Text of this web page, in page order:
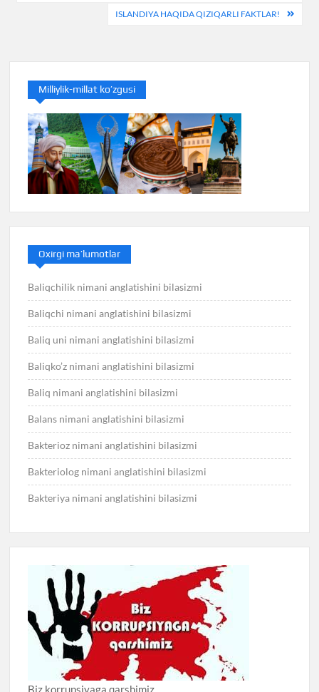
ISLANDIYA HAQIDA QIZIQARLI FAKTLAR!
Milliylik-millat ko’zgusi
Oxirgi ma’lumotlar
Baliqchilik nimani anglatishini bilasizmi
Baliqchi nimani anglatishini bilasizmi
Baliq uni nimani anglatishini bilasizmi
Baliqko’z nimani anglatishini bilasizmi
Baliq nimani anglatishini bilasizmi
Balans nimani anglatishini bilasizmi
Bakterioz nimani anglatishini bilasizmi
Bakteriolog nimani anglatishini bilasizmi
Bakteriya nimani anglatishini bilasizmi
Biz korrupsiyaga qarshimiz